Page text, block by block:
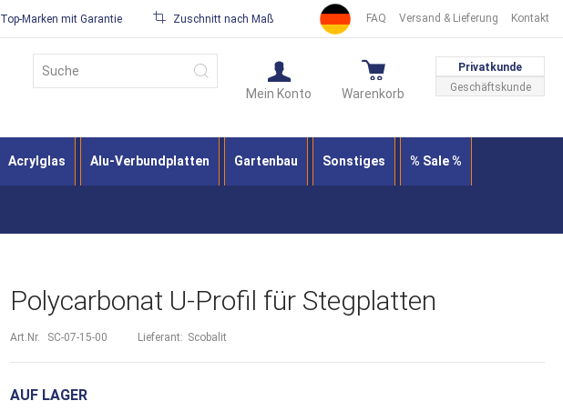
FAQ Versand & Lieferung Kontakt
Top-Marken mit Garantie Zuschnitt nach Maß
Privatkunde
Geschäftskunde
Warenkorb
Mein Konto
Suche
Acrylglas Alu-Verbundplatten Gartenbau Sonstiges % Sale %
Polycarbonat U-Profil für Stegplatten
Art.Nr. SC-07-15-00 Lieferant: Scobalit
AUF LAGER